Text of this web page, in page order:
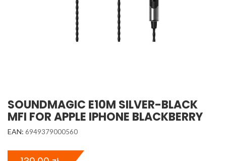
SOUNDMAGIC E10M SILVER-BLACK
MFI FOR APPLE IPHONE BLACKBERRY
EAN: 6949379000560